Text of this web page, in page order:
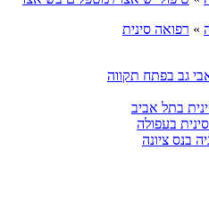
» רפואה סינית
גב בפתח תקווה
בתל אביב
בעפולה
בנס ציונה